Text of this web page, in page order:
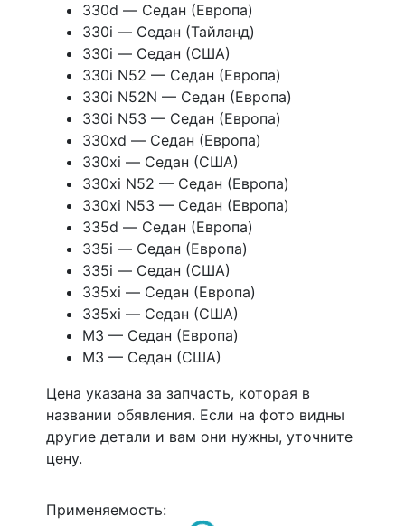
330d — Седан (Европа)
330i — Седан (Тайланд)
330i — Седан (США)
330i N52 — Седан (Европа)
330i N52N — Седан (Европа)
330i N53 — Седан (Европа)
330xd — Седан (Европа)
330xi — Седан (США)
330xi N52 — Седан (Европа)
330xi N53 — Седан (Европа)
335d — Седан (Европа)
335i — Седан (Европа)
335i — Седан (США)
335xi — Седан (Европа)
335xi — Седан (США)
M3 — Седан (Европа)
M3 — Седан (США)
Цена указана за запчасть, которая в
названии обявления. Если на фото видны
другие детали и вам они нужны, уточните
цену.
Применяемость: